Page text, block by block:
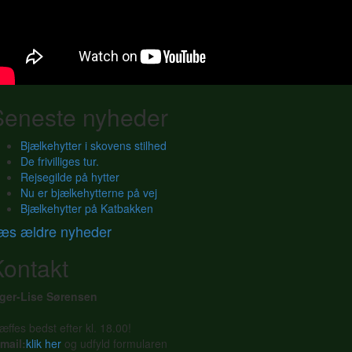
nyheder
Bjælkehytter i skovens stilhed
De frivilliges tur.
Rejsegilde på hytter
Nu er bjælkehytterne på vej
Bjælkehytter på Katbakken
ældre nyheder
Lise Sørensen
bedst efter kl. 18.00!
klik her og udfyld formularen